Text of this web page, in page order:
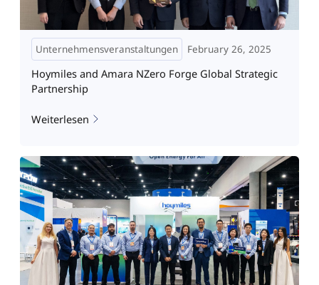
Unternehmensveranstaltungen February 26, 2025
Hoymiles and Amara NZero Forge Global Strategic
Partnership
Weiterlesen